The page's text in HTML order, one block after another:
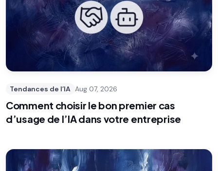
Tendances de l’IA Aug 07, 2026
Comment choisir le bon premier cas
d’usage de l’IA dans votre entreprise